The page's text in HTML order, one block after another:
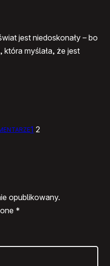
jest niedoskonały – bo
która myślała, że jest
1 2
opublikowany.
*